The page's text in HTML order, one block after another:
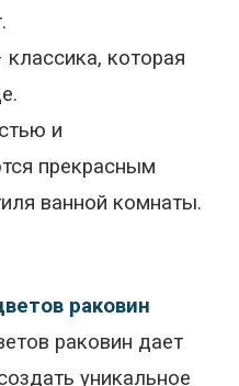
которая
и
прекрасным
ванной комнаты.
раковин
раковин дает
уникальное